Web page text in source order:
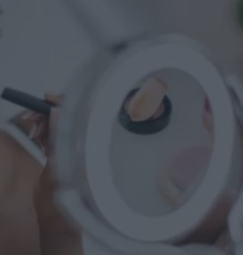
ottenere il massimo da un
rallentare. Se il paziente perde altri
il risultato potrebbe non
quindi, sarebbe raggiungere e
prima di decidere di sottoporsi a
estetico.